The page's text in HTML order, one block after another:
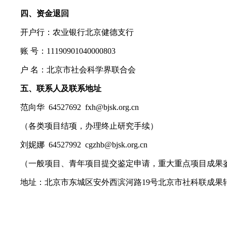
四、资金退回
开户行：农业银行北京健德支行
账 号：11190901040000803
户 名：北京市社会科学界联合会
五、联系人及联系地址
范向华 64527692 fxh@bjsk.org.cn
（各类项目结项，办理终止研究手续）
刘妮娜 64527992 cgzhb@bjsk.org.cn
（一般项目、青年项目提交鉴定申请，重大重点项目成果
地址：北京市东城区安外西滨河路19号北京市社科联成果